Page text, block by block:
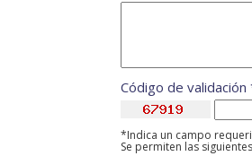
Código de validación
*Indica un campo
Se permiten las